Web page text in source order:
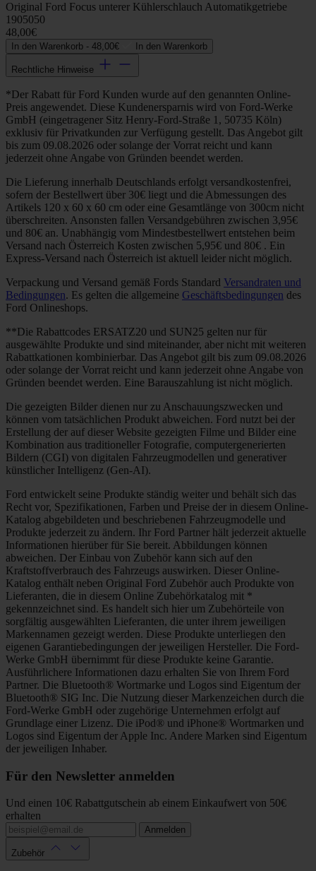
Original Ford Focus unterer Kühlerschlauch Automatikgetriebe
1905050
48,00€
In den Warenkorb - 48,00€ In den Warenkorb
Rechtliche Hinweise
*Der Rabatt für Ford Kunden wurde auf den genannten Online-
Preis angewendet. Diese Kundenersparnis wird von Ford-Werke
GmbH (eingetragener Sitz Henry-Ford-Straße 1, 50735 Köln)
exklusiv für Privatkunden zur Verfügung gestellt. Das Angebot gilt
bis zum 09.08.2026 oder solange der Vorrat reicht und kann
jederzeit ohne Angabe von Gründen beendet werden.
Die Lieferung innerhalb Deutschlands erfolgt versandkostenfrei,
sofern der Bestellwert über 30€ liegt und die Abmessungen des
Artikels 120 x 60 x 60 cm oder eine Gesamtlänge von 300cm nicht
überschreiten. Ansonsten fallen Versandgebühren zwischen 3,95€
und 80€ an. Unabhängig vom Mindestbestellwert entstehen beim
Versand nach Österreich Kosten zwischen 5,95€ und 80€ . Ein
Express-Versand nach Österreich ist aktuell leider nicht möglich.
Verpackung und Versand gemäß Fords Standard Versandraten und
Bedingungen. Es gelten die allgemeine Geschäftsbedingungen des
Ford Onlineshops.
**Die Rabattcodes ERSATZ20 und SUN25 gelten nur für
ausgewählte Produkte und sind miteinander, aber nicht mit weiteren
Rabattkationen kombinierbar. Das Angebot gilt bis zum 09.08.2026
oder solange der Vorrat reicht und kann jederzeit ohne Angabe von
Gründen beendet werden. Eine Barauszahlung ist nicht möglich.
Die gezeigten Bilder dienen nur zu Anschauungszwecken und
können vom tatsächlichen Produkt abweichen. Ford nutzt bei der
Erstellung der auf dieser Website gezeigten Filme und Bilder eine
Kombination aus traditioneller Fotografie, computergenerierten
Bildern (CGI) von digitalen Fahrzeugmodellen und generativer
künstlicher Intelligenz (Gen-AI).
Ford entwickelt seine Produkte ständig weiter und behält sich das
Recht vor, Spezifikationen, Farben und Preise der in diesem Online-
Katalog abgebildeten und beschriebenen Fahrzeugmodelle und
Produkte jederzeit zu ändern. Ihr Ford Partner hält jederzeit aktuelle
Informationen hierüber für Sie bereit. Abbildungen können
abweichen. Der Einbau von Zubehör kann sich auf den
Kraftstoffverbrauch des Fahrzeugs auswirken. Dieser Online-
Katalog enthält neben Original Ford Zubehör auch Produkte von
Lieferanten, die in diesem Online Zubehörkatalog mit *
gekennzeichnet sind. Es handelt sich hier um Zubehörteile von
sorgfältig ausgewählten Lieferanten, die unter ihrem jeweiligen
Markennamen gezeigt werden. Diese Produkte unterliegen den
eigenen Garantiebedingungen der jeweiligen Hersteller. Die Ford-
Werke GmbH übernimmt für diese Produkte keine Garantie.
Ausführlichere Informationen dazu erhalten Sie von Ihrem Ford
Partner. Die Bluetooth® Wortmarke und Logos sind Eigentum der
Bluetooth® SIG Inc. Die Nutzung dieser Markenzeichen durch die
Ford-Werke GmbH oder zugehörige Unternehmen erfolgt auf
Grundlage einer Lizenz. Die iPod® und iPhone® Wortmarken und
Logos sind Eigentum der Apple Inc. Andere Marken sind Eigentum
der jeweiligen Inhaber.
Für den Newsletter anmelden
Und einen 10€ Rabattgutschein ab einem Einkaufwert von 50€
erhalten
Anmelden
Zubehör